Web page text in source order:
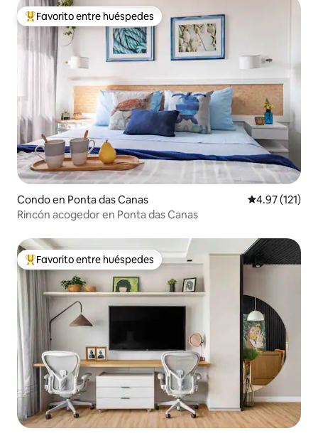
Favorito entre huéspedes preferido
Favorito entre huéspedes
Condo en Ponta das Canas Calificación
4.97 (121)
Rincón acogedor en Ponta das Canas
Favorito entre huéspedes preferido
Favorito entre huéspedes